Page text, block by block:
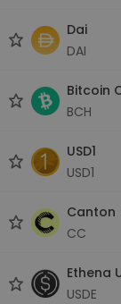
Dai
DAI
Bitcoin
BCH
USD1
USD1
Canton
CC
Ethena
USDE